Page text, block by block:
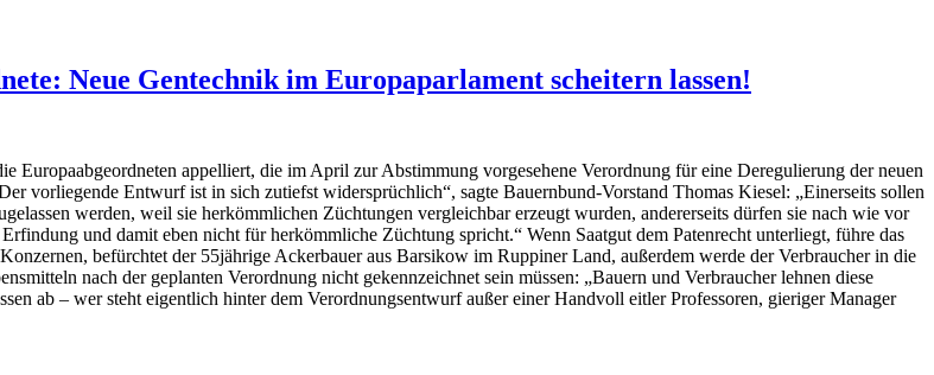
Neue Gentechnik im Europaparlament scheitern lassen!
Europaabgeordneten appelliert, die im April zur Abstimmung vorgesehene Verordnung für eine Deregulierung der neuen
vorliegende Entwurf ist in sich zutiefst widersprüchlich“, sagte Bauernbund-Vorstand Thomas Kiesel: „Einerseits sollen
werden, weil sie herkömmlichen Züchtungen vergleichbar erzeugt wurden, andererseits dürfen sie nach wie vor
und damit eben nicht für herkömmliche Züchtung spricht.“ Wenn Saatgut dem Patenrecht unterliegt, führe das
befürchtet der 55jährige Ackerbauer aus Barsikow im Ruppiner Land, außerdem werde der Verbraucher in die
nach der geplanten Verordnung nicht gekennzeichnet sein müssen: „Bauern und Verbraucher lehnen diese
ab – wer steht eigentlich hinter dem Verordnungsentwurf außer einer Handvoll eitler Professoren, gieriger Manager